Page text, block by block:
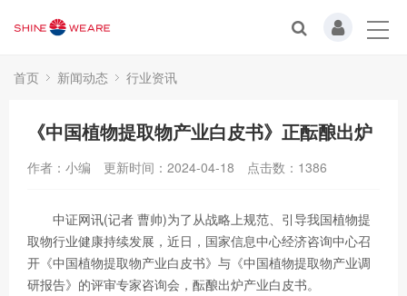
首页 新闻动态 行业资讯
《中国植物提取物产业白皮书》正酝酿出炉
作者：小编 更新时间：2024-04-18 点击数： 1386
中证网讯(记者 曹帅)为了从战略上规范、引导我国植物提
取物行业健康持续发展，近日，国家信息中心经济咨询中心召
开《中国植物提取物产业白皮书》与《中国植物提取物产业调
研报告》的评审专家咨询会，酝酿出炉产业白皮书。